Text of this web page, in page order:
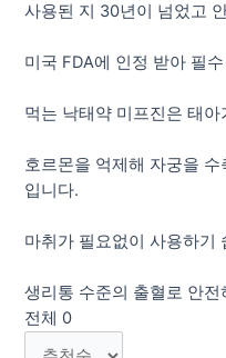
사용된 지 30년이 넘었고
미국 FDA에 인정 받아 필
먹는 낙태약 미프진은 태아
호르몬을 억제해 자궁을
입니다.
마취가 필요없이 사용하기
생리통 수준의 출혈로 안
전체 0